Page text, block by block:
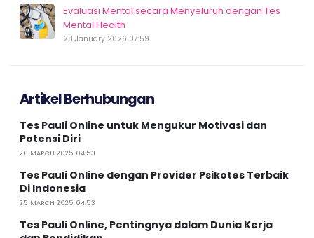
Evaluasi Mental secara Menyeluruh dengan Tes
Mental Health
28 January 2026 07:59
Artikel Berhubungan
Tes Pauli Online untuk Mengukur Motivasi dan
Potensi Diri
26 MARCH 2025 04:53
Tes Pauli Online dengan Provider Psikotes Terbaik
Di Indonesia
25 MARCH 2025 04:53
Tes Pauli Online, Pentingnya dalam Dunia Kerja